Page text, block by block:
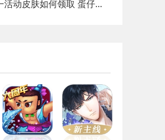
蛋仔派对五一活动皮肤如何领取 蛋仔派对五一活动皮肤领取教程